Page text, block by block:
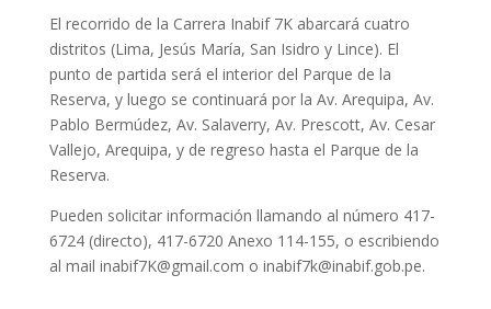
El recorrido de la Carrera Inabif 7K abarcará cuatro
distritos (Lima, Jesús María, San Isidro y Lince). El
punto de partida será el interior del Parque de la
Reserva, y luego se continuará por la Av. Arequipa, Av.
Pablo Bermúdez, Av. Salaverry, Av. Prescott, Av. Cesar
Vallejo, Arequipa, y de regreso hasta el Parque de la
Reserva.
Pueden solicitar información llamando al número 417-
6724 (directo), 417-6720 Anexo 114-155, o escribiendo
al mail inabif7K@gmail.com o inabif7k@inabif.gob.pe.